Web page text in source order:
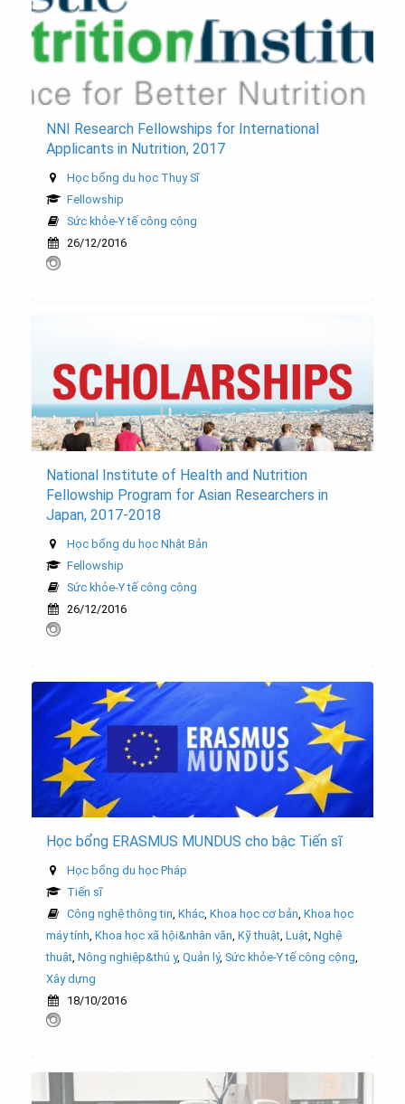
NNI Research Fellowships for International
Applicants in Nutrition, 2017
Học bổng du học Thụy Sĩ
Fellowship
Sức khỏe-Y tế công cộng
26/12/2016
National Institute of Health and Nutrition
Fellowship Program for Asian Researchers in
Japan, 2017-2018
Học bổng du học Nhật Bản
Fellowship
Sức khỏe-Y tế công cộng
26/12/2016
Học bổng ERASMUS MUNDUS cho bậc Tiến sĩ
Học bổng du học Pháp
Tiến sĩ
Công nghệ thông tin Khác Khoa học cơ bản Khoa học
máy tính Khoa học xã hội&nhân văn Kỹ thuật Luật Nghệ
thuật Nông nghiệp&thú y, Quản lý, Sức khỏe-Y tế công cộng
Xây dựng
18/10/2016